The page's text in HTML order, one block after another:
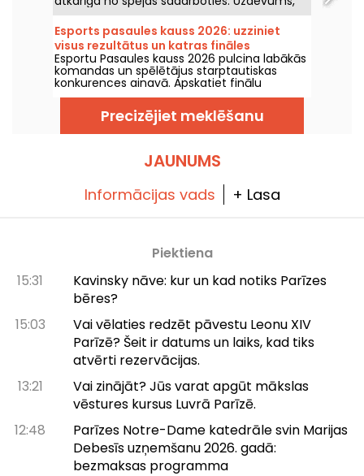
kas pārveido izbēgšanas motīvu ar oriģinālu
sižetu.
Esports pasaules kauss 2026: uzziniet
visus rezultātus un katras fināles
čempionus
Esportu Pasaules kauss 2026 pulcina labākās
komandas un spēlētājus starptautiskas
konkurences ainavā. Apskatiet finālu
rezultātus, punktu skaitu, katra turnīra
uzvarētājus un nākamo spēļu kalendāru.
Precizējiet meklēšanu
JAUNUMS
Informācijas vads + Lasa
Piektiena
15:31
Kavinsky nāve: kur un kad notiks Parīzes
bēres?
15:03
Vai vēlaties redzēt pāvestu Leonu XIV
Parīzē? Šeit ir datums un laiks, kad tiks
atvērti rezervācijas.
13:21
Vai zinājāt? Jūs varat apgūt mākslas
vēstures kursus Luvrā Parīzē.
12:48
Parīzes Notre-Dame katedrāle svin Marijas
Debesīs uzņemšanu 2026. gadā:
bezmaksas programma